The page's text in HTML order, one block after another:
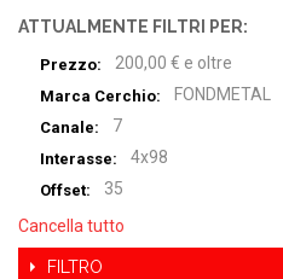
ATTUALMENTE FILTRI PER:
Prezzo: 200,00 € e oltre
Marca Cerchio: FONDMETAL
Canale: 7
Interasse: 4x98
Offset:
35
Cancella tutto
FILTRO